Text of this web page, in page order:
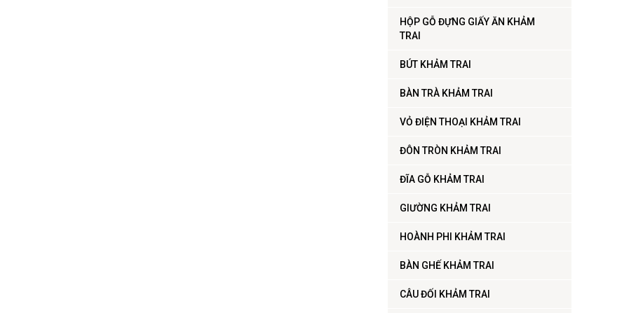
HỘP GỖ ĐỰNG GIẤY ĂN KHẢM
TRAI
BÚT KHẢM TRAI
BÀN TRÀ KHẢM TRAI
VỎ ĐIỆN THOẠI KHẢM TRAI
ĐÔN TRÒN KHẢM TRAI
ĐĨA GỖ KHẢM TRAI
GIƯỜNG KHẢM TRAI
HOÀNH PHI KHẢM TRAI
BÀN GHẾ KHẢM TRAI
CÂU ĐỐI KHẢM TRAI